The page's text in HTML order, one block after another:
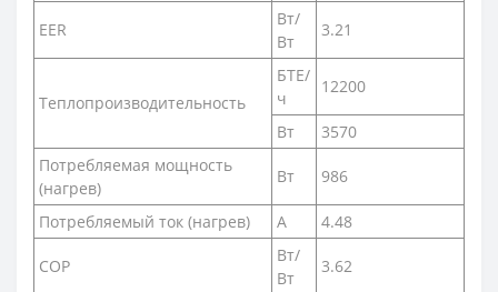
EER
Вт/
Вт
3.21
Теплопроизводительность
БТЕ/
ч
12200
Вт
3570
Потребляемая мощность
(нагрев)
Вт 986
Потребляемый ток (нагрев) А 4.48
COP
Вт/
Вт
3.62